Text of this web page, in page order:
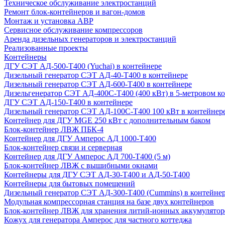
Техническое обслуживание электростанций
Ремонт блок-контейнеров и вагон-домов
Монтаж и установка АВР
Сервисное обслуживание компрессоров
Аренда дизельных генераторов и электростанций
Реализованные проекты
Контейнеры
ДГУ СЭТ АД-500-Т400 (Yuchai) в контейнере
Дизельный генератор СЭТ АД-40-Т400 в контейнере
Дизельный генератор СЭТ АД-600-Т400 в контейнере
Дизельгенератор СЭТ АД-400С-Т400 (400 кВт) в 5-метровом
ДГУ СЭТ АД-150-Т400 в контейнере
Дизельный генератор СЭТ АД-100С-Т400 100 кВт в
Контейнер для ДГУ MGE 250 кВт с дополнительным баком
Блок-контейнер ЛВЖ ПБК-4
Контейнер для ДГУ Амперос АД 1000-Т400
Блок-контейнер связи и серверная
Контейнер для ДГУ Амперос АД 700-Т400 (5 м)
Блок-контейнер ЛВЖ с вышибными окнами
Контейнеры для ДГУ СЭТ АД-30-Т400 и АД-50-Т400
Контейнеры для бытовых помещений
Дизельный генератор СЭТ АД-300-Т400 (Cummins) в
Модульная компрессорная станция на базе двух контейнеров
Блок-контейнер ЛВЖ для хранения литий-ионных
Кожух для генератора Амперос для частного коттеджа